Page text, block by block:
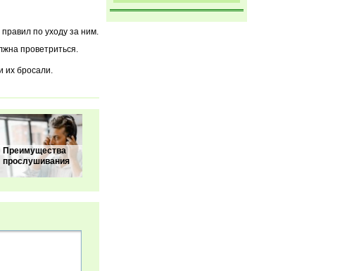
по уходу за ним.
проветриться.
их бросали.
Преимущества
прослушивания